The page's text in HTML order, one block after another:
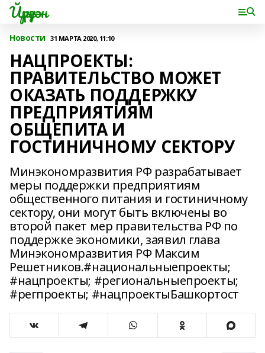
Йүрүҙән
Новости 31 МАРТА 2020, 11:10
НАЦПРОЕКТЫ:
ПРАВИТЕЛЬСТВО МОЖЕТ
ОКАЗАТЬ ПОДДЕРЖКУ
ПРЕДПРИЯТИЯМ
ОБЩЕПИТА И
ГОСТИНИЧНОМУ СЕКТОРУ
Минэкономразвития РФ разрабатывает
меры поддержки предприятиям
общественного питания и гостиничному
сектору, они могут быть включены во
второй пакет мер правительства РФ по
поддержке экономики, заявил глава
Минэкономразвития РФ Максим
Решетников.#национальныепроекты;
#нацпроекты; #региональныепроекты;
#регпроекты; #нацпроектыБашкортост